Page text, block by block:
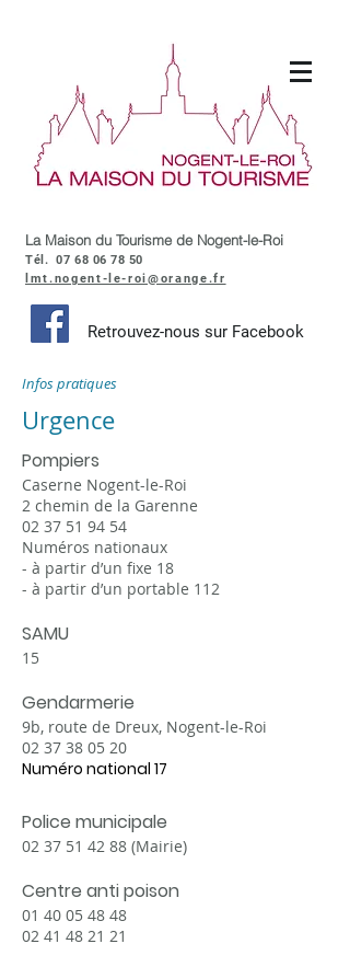
La Maison du Tourisme de Nogent-le-Roi
Tél.07 68 06 78 50
lmt.nogent-le-roi@orange.fr
Retrouvez-nous sur Facebook
Infos pratiques
Urgence
Pompiers
Caserne Nogent-le-Roi
2 chemin de la Garenne
02 37 51 94 54
Numéros nationaux
- à partir d’un fixe 18
- à partir d’un portable 112
SAMU
15
Gendarmerie
9b, route de Dreux, Nogent-le-Roi
02 37 38 05 20
Numéro national 17
Police municipale
02 37 51 42 88 (Mairie)
Centre anti poison
01 40 05 48 48
02 41 48 21 21